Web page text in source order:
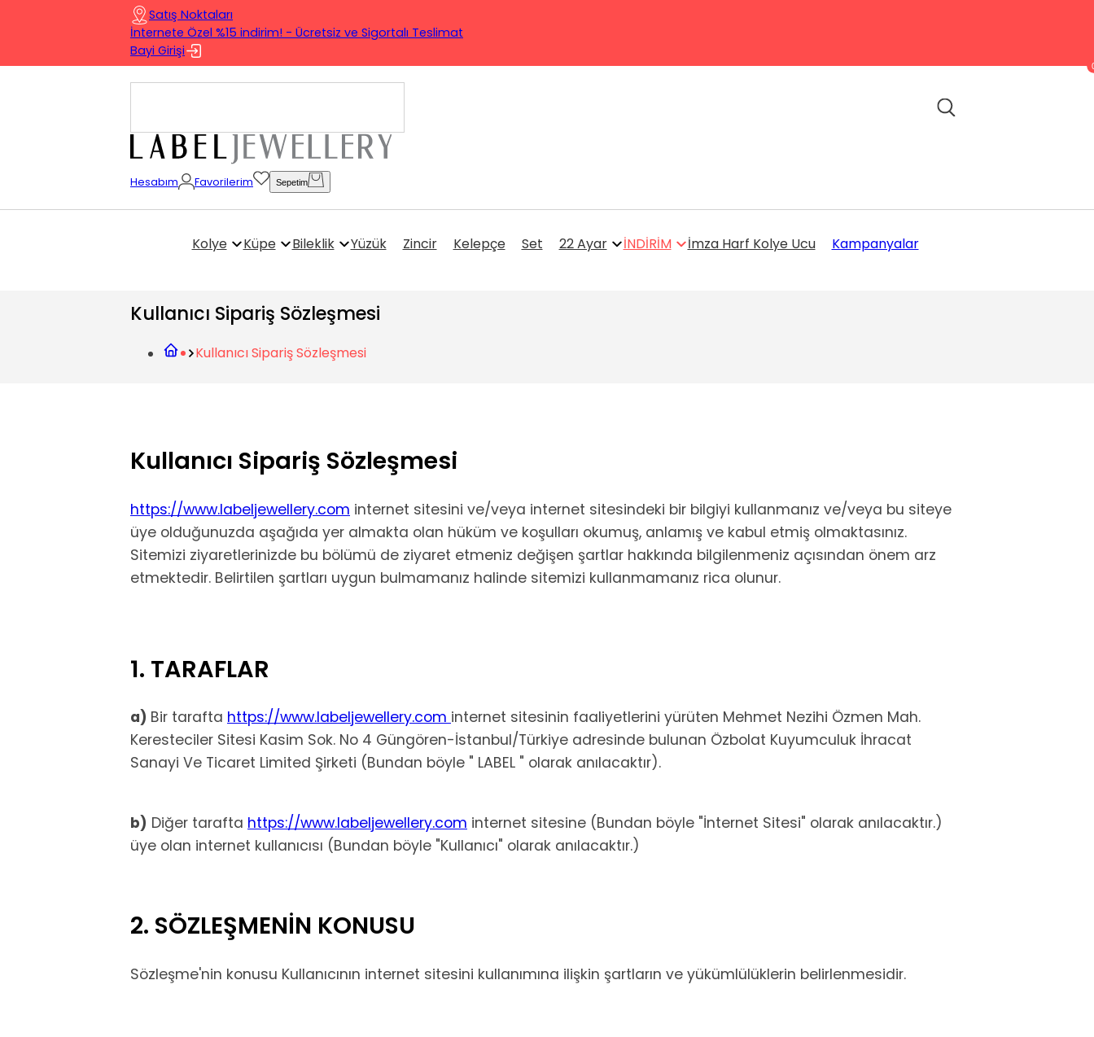
Satış Noktaları
İnternete Özel %15 indirim! - Ücretsiz ve Sigortalı Teslimat
Bayi Girişi
Hesabım Favorilerim Sepetim
Kolye Küpe Bileklik Yüzük Zincir Kelepçe Set 22 Ayar İNDİRİM İmza Harf Kolye Ucu Kampanyalar
Kullanıcı Sipariş Sözleşmesi
Kullanıcı Sipariş Sözleşmesi
Kullanıcı Sipariş Sözleşmesi
https://www.labeljewellery.com internet sitesini ve/veya internet sitesindeki bir bilgiyi kullanmanız ve/veya bu siteye
üye olduğunuzda aşağıda yer almakta olan hüküm ve koşulları okumuş, anlamış ve kabul etmiş olmaktasınız.
Sitemizi ziyaretlerinizde bu bölümü de ziyaret etmeniz değişen şartlar hakkında bilgilenmeniz açısından önem arz
etmektedir. Belirtilen şartları uygun bulmamanız halinde sitemizi kullanmamanız rica olunur.
1. TARAFLAR
a) Bir tarafta https://www.labeljewellery.com internet sitesinin faaliyetlerini yürüten Mehmet Nezihi Özmen Mah.
Keresteciler Sitesi Kasim Sok. No 4 Güngören-İstanbul/Türkiye adresinde bulunan Özbolat Kuyumculuk İhracat
Sanayi Ve Ticaret Limited Şirketi (Bundan böyle " LABEL " olarak anılacaktır).
b) Diğer tarafta https://www.labeljewellery.com internet sitesine (Bundan böyle "İnternet Sitesi" olarak anılacaktır.)
üye olan internet kullanıcısı (Bundan böyle "Kullanıcı" olarak anılacaktır.)
2. SÖZLEŞMENİN KONUSU
Sözleşme'nin konusu Kullanıcının internet sitesini kullanımına ilişkin şartların ve yükümlülüklerin belirlenmesidir.